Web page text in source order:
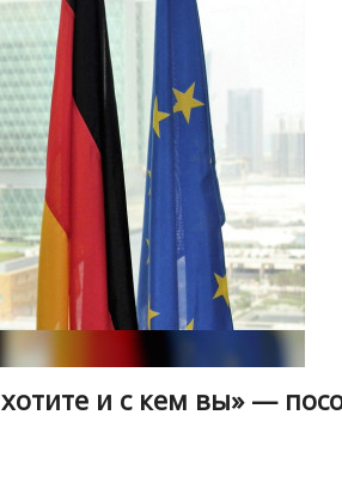
и с кем вы» —